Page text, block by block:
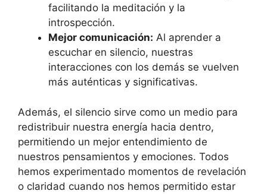
facilitando la meditación y la
introspección.
Mejor comunicación: Al aprender a
escuchar en silencio, nuestras
interacciones con los demás se vuelven
más auténticas y significativas.
Además, el silencio sirve como un medio para
redistribuir nuestra energía hacia dentro,
permitiendo un mejor entendimiento de
nuestros pensamientos y emociones. Todos
hemos experimentado momentos de revelación
o claridad cuando nos hemos permitido estar